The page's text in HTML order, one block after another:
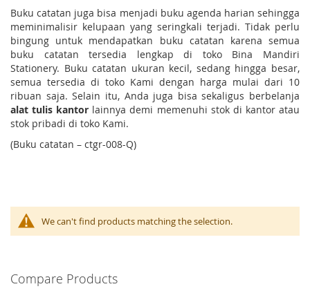
Buku catatan juga bisa menjadi buku agenda harian sehingga
meminimalisir kelupaan yang seringkali terjadi. Tidak perlu
bingung untuk mendapatkan buku catatan karena semua
buku catatan tersedia lengkap di toko Bina Mandiri
Stationery. Buku catatan ukuran kecil, sedang hingga besar,
semua tersedia di toko Kami dengan harga mulai dari 10
ribuan saja. Selain itu, Anda juga bisa sekaligus berbelanja
alat tulis kantor lainnya demi memenuhi stok di kantor atau
stok pribadi di toko Kami.
(Buku catatan – ctgr-008-Q)
We can't find products matching the selection.
Compare Products